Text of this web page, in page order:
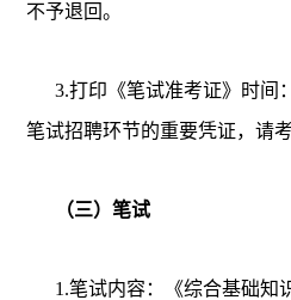
不予退回。
3.打印《笔试准考证》时间
笔试招聘环节的重要凭证，请
（三）笔试
1.笔试内容：《综合基础知